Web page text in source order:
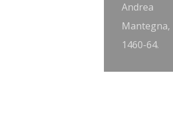
Andrea
Mantegna,
1460-64.